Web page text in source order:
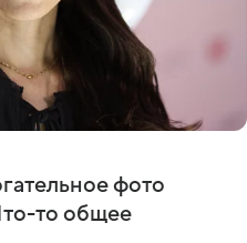
фото
то общее